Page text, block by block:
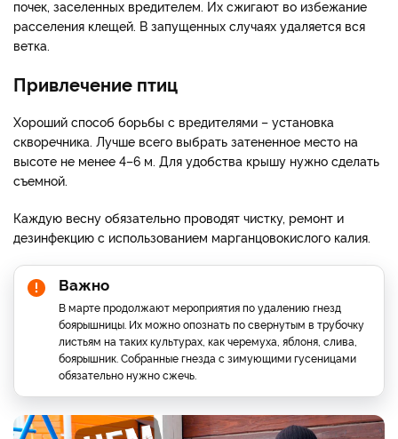
почек, заселенных вредителем. Их сжигают во избежание
расселения клещей. В запущенных случаях удаляется вся
ветка.
Привлечение птиц
Хороший способ борьбы с вредителями – установка
скворечника. Лучше всего выбрать затененное место на
высоте не менее 4–6 м. Для удобства крышу нужно сделать
съемной.
Каждую весну обязательно проводят чистку, ремонт и
дезинфекцию с использованием марганцовокислого калия.
Важно
В марте продолжают мероприятия по удалению гнезд
боярышницы. Их можно опознать по свернутым в трубочку
листьям на таких культурах, как черемуха, яблоня, слива,
боярышник. Собранные гнезда с зимующими гусеницами
обязательно нужно сжечь.